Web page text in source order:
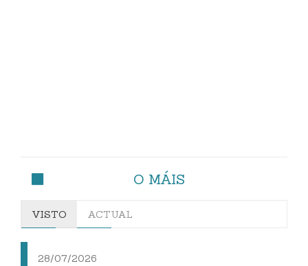
O MÁIS
VISTO ACTUAL
28/07/2026